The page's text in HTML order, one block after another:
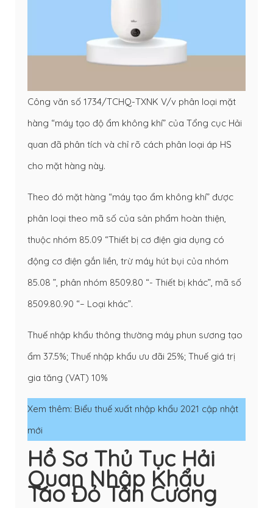
Công văn số 1734/TCHQ-TXNK V/v phân loại mặt
hàng “máy tạo độ ẩm không khí” của Tổng cục Hải
quan đã phân tích và chỉ rõ cách phân loại áp HS
cho mặt hàng này.
Theo đó mặt hàng “máy tạo ẩm không khí” được
phân loại theo mã số của sản phẩm hoàn thiện,
thuộc nhóm 85.09 “Thiết bị cơ điện gia dụng có
động cơ điện gắn liền, trừ máy hút bụi của nhóm
85.08 ”, phân nhóm 8509.80 “- Thiết bị khác”, mã số
8509.80.90 “– Loại khác”.
Thuế nhập khẩu thông thường máy phun sương tạo
ẩm 37.5%; Thuế nhập khẩu ưu đãi 25%; Thuế giá trị
gia tăng (VAT) 10%
Xem thêm: Biểu thuế xuất nhập khẩu 2021 cập nhật
mới
Hồ Sơ Thủ Tục Hải
Quan Nhập Khẩu
Táo Đỏ Tân Cương